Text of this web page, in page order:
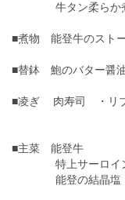
牛タン柔らか煮
■煮物 能登牛のスト
■替鉢 鮑のバター醤
■凌ぎ 肉寿司 ・リ
自家製
■主菜 能登牛
特上サーロイン
能登の結晶塩・